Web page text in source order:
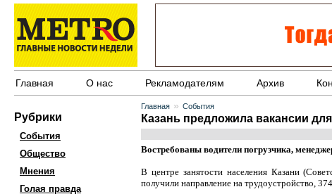
Главная О нас Рекламодателям Архив
Рубрики
События
Общество
Мнения
Голая правда
Главная » События
Казань предложила вакансии
Востребованы водители погрузчика,
В центре занятости населения Казани
получили направление на трудоустройство,